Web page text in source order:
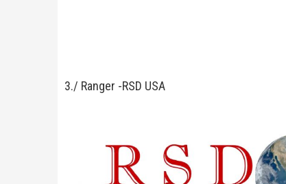
3./ Ranger -RSD USA